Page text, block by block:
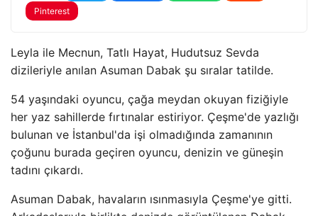
Pinterest
Leyla ile Mecnun, Tatlı Hayat, Hudutsuz Sevda
dizileriyle anılan Asuman Dabak şu sıralar tatilde.
54 yaşındaki oyuncu, çağa meydan okuyan fiziğiyle
her yaz sahillerde fırtınalar estiriyor. Çeşme'de yazlığı
bulunan ve İstanbul'da işi olmadığında zamanının
çoğunu burada geçiren oyuncu, denizin ve güneşin
tadını çıkardı.
Asuman Dabak, havaların ısınmasıyla Çeşme'ye gitti.